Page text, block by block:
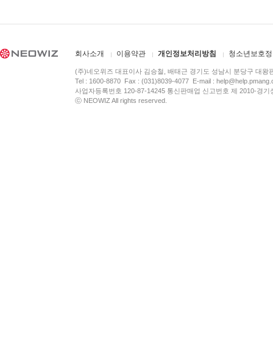
회사소개 이용약관 개인정보처리방침 청소년보호
(주)네오위즈 대표이사 김승철, 배태근 경기도 성남시 분당구 대왕
Tel : 1600-8870 Fax : (031)8039-4077 E-mail :
사업자등록번호 120-87-14245 통신판매업 신고번호 제 2010-경
ⓒ NEOWIZ All rights reserved.